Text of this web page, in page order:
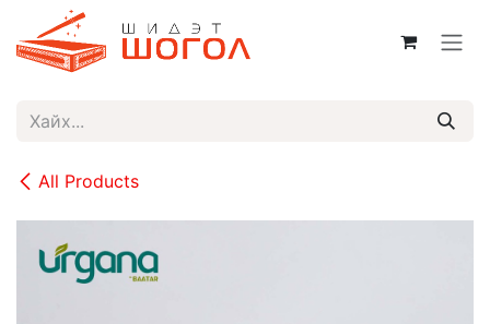
Skip to Content
All Products